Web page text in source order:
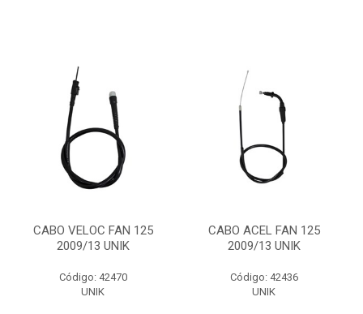
CABO VELOC FAN 125
2009/13 UNIK
Código: 42470
UNIK
CABO ACEL FAN 125
2009/13 UNIK
Código: 42436
UNIK